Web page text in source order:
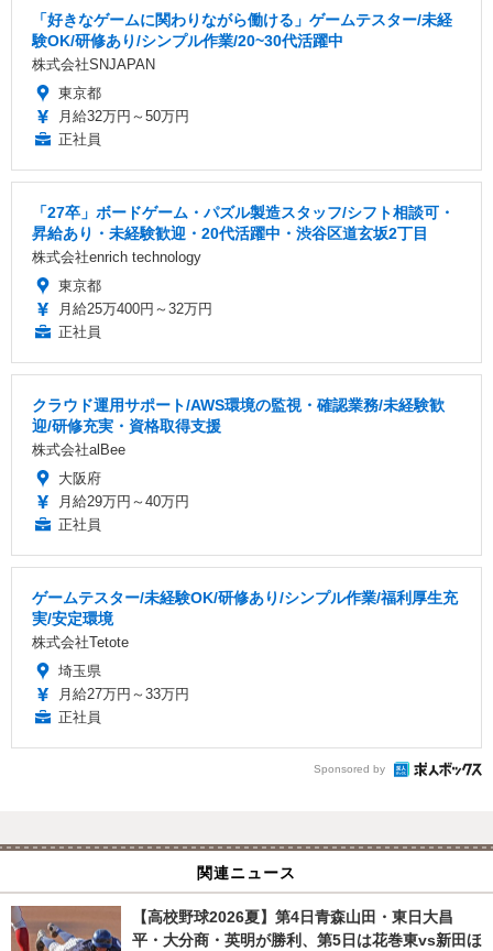
「好きなゲームに関わりながら働ける」ゲームテスター/未経
験OK/研修あり/シンプル作業/20~30代活躍中
株式会社SNJAPAN
東京都
月給32万円～50万円
正社員
「27卒」ボードゲーム・パズル製造スタッフ/シフト相談可・
昇給あり・未経験歓迎・20代活躍中・渋谷区道玄坂2丁目
株式会社enrich technology
東京都
月給25万400円～32万円
正社員
クラウド運用サポート/AWS環境の監視・確認業務/未経験歓
迎/研修充実・資格取得支援
株式会社alBee
大阪府
月給29万円～40万円
正社員
ゲームテスター/未経験OK/研修あり/シンプル作業/福利厚生充
実/安定環境
株式会社Tetote
埼玉県
月給27万円～33万円
正社員
Sponsored by
関連ニュース
【高校野球2026夏】第4日青森山田・東日大昌
平・大分商・英明が勝利、第5日は花巻東vs新田ほ